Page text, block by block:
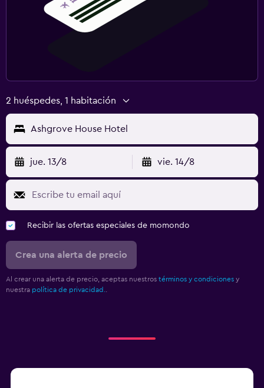
2 huéspedes, 1 habitación
Ashgrove House Hotel
jue. 13/8 vie. 14/8
Recibir las ofertas especiales de momondo
Crea una alerta de precio
Al crear una alerta de precio, aceptas nuestros términos y condiciones y
nuestra política de privacidad.